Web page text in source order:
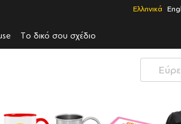
Ελληνικά
Το δικό σου σχέδιο